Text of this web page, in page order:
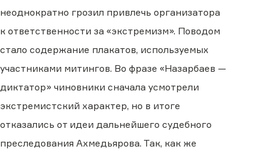
неоднократно грозил привлечь организатора
к ответственности за «экстремизм». Поводом
стало содержание плакатов, используемых
участниками митингов. Во фразе «Назарбаев —
диктатор» чиновники сначала усмотрели
экстремистский характер, но в итоге
отказались от идеи дальнейшего судебного
преследования Ахмедьярова. Так, как же